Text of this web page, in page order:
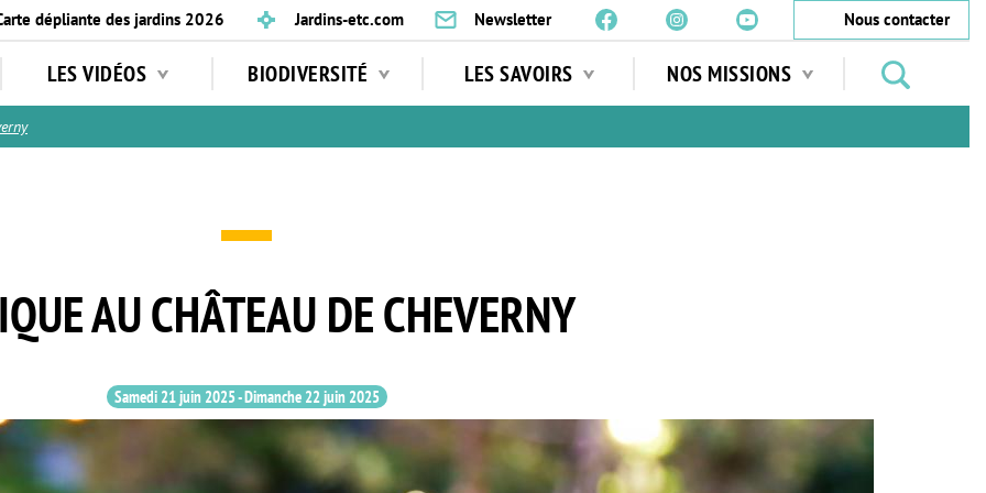
dépliante des jardins 2026 Jardins-etc.com Newsletter
Nous contacter
LES VIDÉOS BIODIVERSITÉ LES SAVOIRS NOS MISSIONS
jardins
AU CHÂTEAU DE CHEVERNY
Samedi 21 juin 2025-Dimanche 22 juin 2025